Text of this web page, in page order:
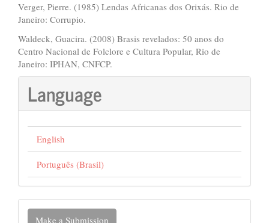
Verger, Pierre. (1985) Lendas Africanas dos Orixás. Rio de
Janeiro: Corrupio.
Waldeck, Guacira. (2008) Brasis revelados: 50 anos do
Centro Nacional de Folclore e Cultura Popular, Rio de
Janeiro: IPHAN, CNFCP.
Language
English
Português (Brasil)
Make
Make a Submission